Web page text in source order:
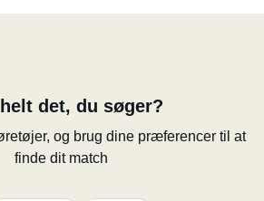
det, du søger?
og brug dine præferencer til at
finde dit match